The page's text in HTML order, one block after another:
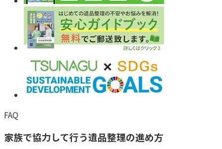
FAQ
家族で協力して行う遺品整理の進め方